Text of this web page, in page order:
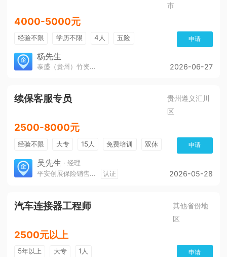
市
4000-5000元
经验不限 学历不限 4人 五险 申请
杨先生
泰盛（贵州）竹资源发展有限公司 2026-06-27
续保客服专员
贵州遵义汇川
区
2500-8000元
经验不限 大专 15人 免费培训
双休
加班费
朝九晚五
申请
吴先生 · 经理
平安创展保险销售服务有限公司遵义分公司
认证 2026-05-28
汽车连接器工程师
其他省份地
区
2500元以上
5年以上 大专 1人 申请